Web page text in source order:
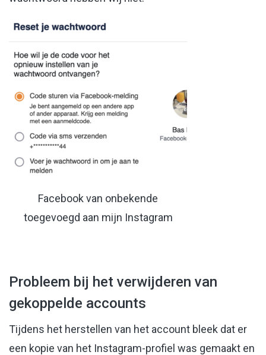
Facebook van onbekende
toegevoegd aan mijn Instagram
Probleem bij het verwijderen van
gekoppelde accounts
Tijdens het herstellen van het account bleek dat er
een kopie van het Instagram-profiel was gemaakt en